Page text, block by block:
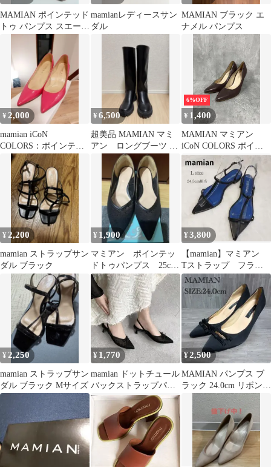
MAMIAN ポインテッド
トゥ パンプス スエード
調 ピンクベージュ
mamianレディースサン
ダル
MAMIAN ブラック エ
ナメル パンプス
¥ 2,000
mamian iCoN
COLORS：ポインテッ
ドトゥ エナメル パンプ
¥6,500
超美品 MAMIAN マミ
アン ロングブーツ ブ
ラック 23.5cm
6%OFF
¥ 1,400
MAMIAN マミアン
iCoN COLORS ポイン
テッドトゥ スムース ハ
イヒール パンプス
size24.5ｃｍ/茶 ■■ レデ
ィース
¥2,200
mamian ストラップサン
ダル ブラック
¥ 1,900
マミアン ポインテッ
ドトゥパンプス 25cm
ブラック
¥3,800
【mamian】マミアン
Tストラップ フラッ
トサンダル 美脚サン
ダル
¥ 2,250
mamian ストラップサン
ダル ブラック Mサイズ
¥ 1,770
mamian ドットチュール
バックストラップパン
プス ブラック L
¥2,500
MAMIAN パンプス ブ
ラック 24.0cm リボン
ハイヒール